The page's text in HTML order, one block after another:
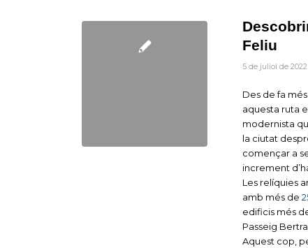
Feliu
5 de juliol de 2022
Des de fa
aquesta ruta
modernista
la ciutat
començar a
increment
Les relíquies
amb més de
edificis més
Passeig
Aquest cop,